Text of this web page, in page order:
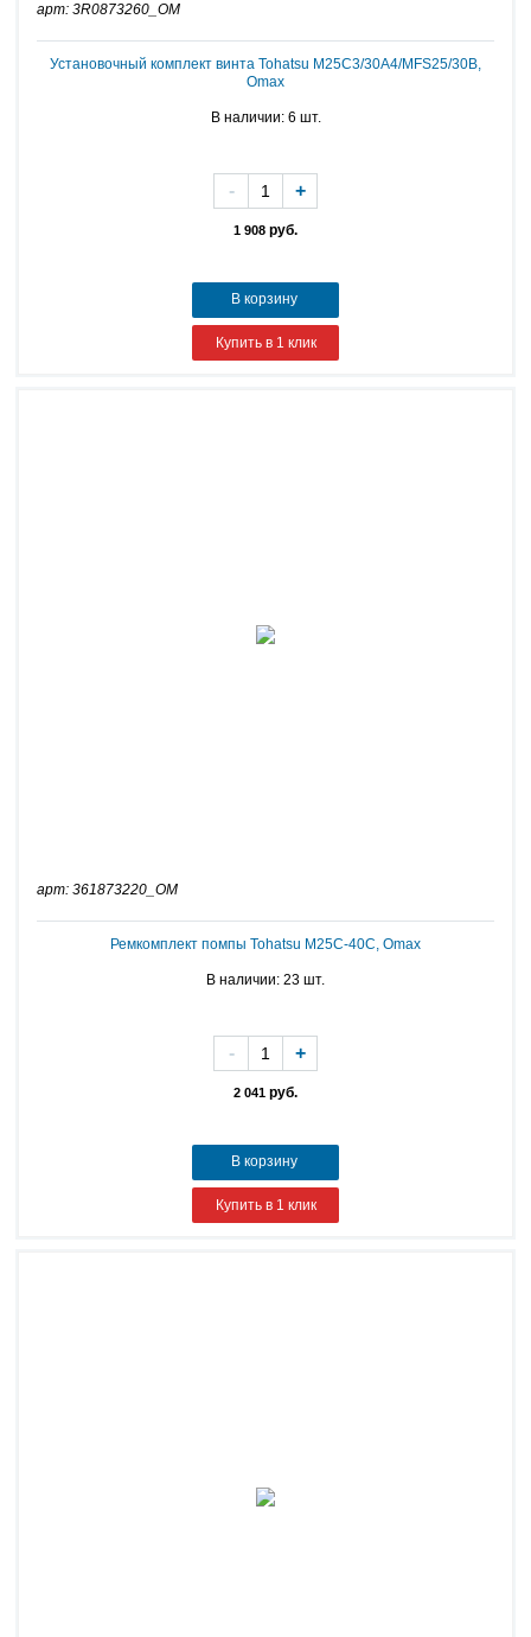
арт: 3R0873260_OM
Установочный комплект винта Tohatsu M25C3/30A4/MFS25/30B,
Omax
В наличии: 6 шт.
1 908 руб.
- +
В корзину
Купить в 1 клик
арт: 361873220_OM
Ремкомплект помпы Tohatsu M25C-40C, Omax
В наличии: 23 шт.
2 041 руб.
- +
В корзину
Купить в 1 клик